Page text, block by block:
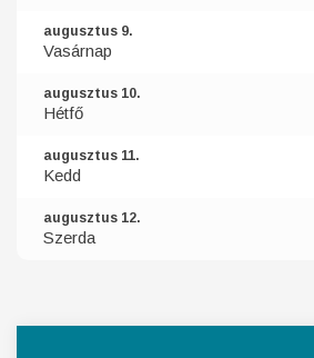
augusztus 9.
Vasárnap
augusztus 10.
Hétfő
augusztus 11.
Kedd
augusztus 12.
Szerda